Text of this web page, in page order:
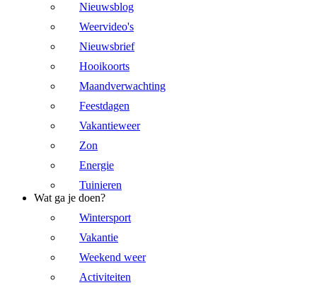
Nieuwsblog
Weervideo's
Nieuwsbrief
Hooikoorts
Maandverwachting
Feestdagen
Vakantieweer
Zon
Energie
Tuinieren
Wat ga je doen?
Wintersport
Vakantie
Weekend weer
Activiteiten